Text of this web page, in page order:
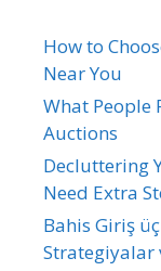
How to
Near You
What People
Auctions
Decluttering
Need Extra
Bahis Giriş
Strategiyalar